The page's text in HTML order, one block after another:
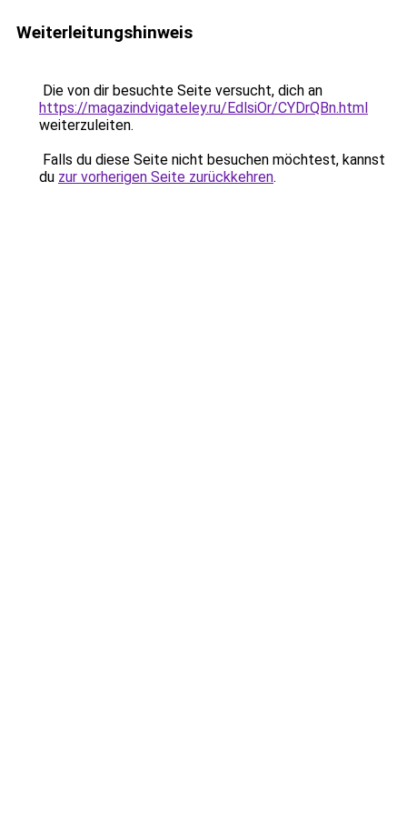
Weiterleitungshinweis
Die von dir besuchte Seite versucht, dich an
https://magazindvigateley.ru/EdlsiOr/CYDrQBn.html
weiterzuleiten.
Falls du diese Seite nicht besuchen möchtest, kannst
du zur vorherigen Seite zurückkehren.